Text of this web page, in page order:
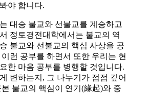
야 합니다.
대승 불교와 선불교를 계승하고
정토경전대학에서는 불교의 역
불교와 선불교의 핵심 사상을 공
런 공부를 하면서 또한 우리는 현
한 마음 공부를 병행할 것입니다.
변하는지, 그 나누기가 점점 깊어
불교의 핵심이 연기(緣起)와 중